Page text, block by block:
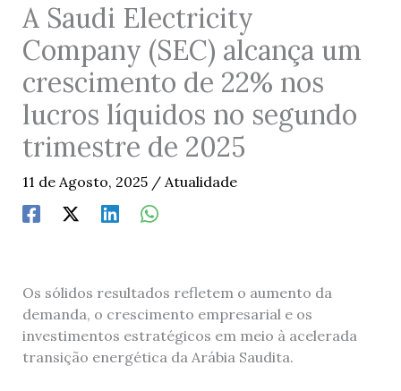
A Saudi Electricity
Company (SEC) alcança um
crescimento de 22% nos
lucros líquidos no segundo
trimestre de 2025
11 de Agosto, 2025 / Atualidade
Os sólidos resultados refletem o aumento da
demanda, o crescimento empresarial e os
investimentos estratégicos em meio à acelerada
transição energética da Arábia Saudita.